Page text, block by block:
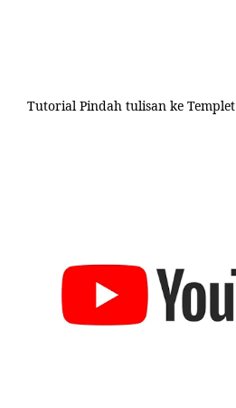
Tutorial Pindah tulisan ke Templet